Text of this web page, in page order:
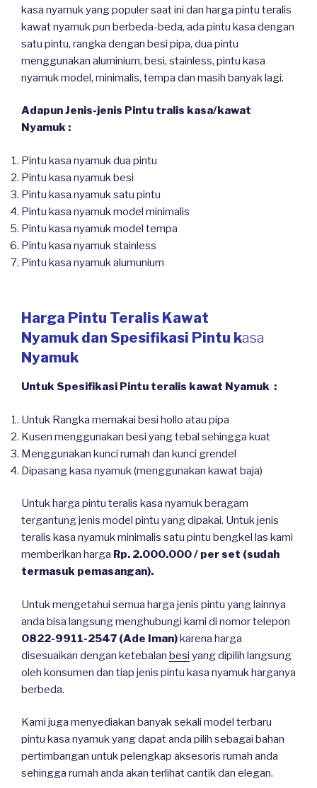
kasa nyamuk yang populer saat ini dan harga pintu teralis
kawat nyamuk pun berbeda-beda, ada pintu kasa dengan
satu pintu, rangka dengan besi pipa, dua pintu
menggunakan aluminium, besi, stainless, pintu kasa
nyamuk model, minimalis, tempa dan masih banyak lagi.
Adapun Jenis-jenis Pintu tralis kasa/kawat
Nyamuk :
Pintu kasa nyamuk dua pintu
Pintu kasa nyamuk besi
Pintu kasa nyamuk satu pintu
Pintu kasa nyamuk model minimalis
Pintu kasa nyamuk model tempa
Pintu kasa nyamuk stainless
Pintu kasa nyamuk alumunium
Harga Pintu Teralis Kawat
Nyamuk dan Spesifikasi Pintu kasa
Nyamuk
Untuk Spesifikasi Pintu teralis kawat Nyamuk :
Untuk Rangka memakai besi hollo atau pipa
Kusen menggunakan besi yang tebal sehingga kuat
Menggunakan kunci rumah dan kunci grendel
Dipasang kasa nyamuk (menggunakan kawat baja)
Untuk harga pintu teralis kasa nyamuk beragam
tergantung jenis model pintu yang dipakai. Untuk jenis
teralis kasa nyamuk minimalis satu pintu bengkel las kami
memberikan harga Rp. 2.000.000 / per set (sudah
termasuk pemasangan).
Untuk mengetahui semua harga jenis pintu yang lainnya
anda bisa langsung menghubungi kami di nomor telepon
0822-9911-2547 (Ade Iman)karena harga
disesuaikan dengan ketebalan besi yang dipilih langsung
oleh konsumen dan tiap jenis pintu kasa nyamuk harganya
berbeda.
Kami juga menyediakan banyak sekali model terbaru
pintu kasa nyamuk yang dapat anda pilih sebagai bahan
pertimbangan untuk pelengkap aksesoris rumah anda
sehingga rumah anda akan terlihat cantik dan elegan.